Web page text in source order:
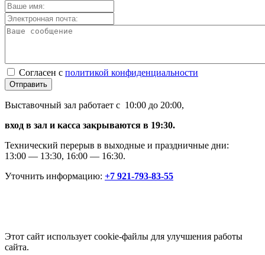
Согласен с политикой конфиденциальности
Отправить
Выставочный зал работает с 10:00 до 20:00,
вход в зал и касса закрываются в 19:30.
Технический перерыв в выходные и праздничные дни:
13:00 — 13:30, 16:00 — 16:30.
Уточнить информацию: +7 921-793-83-55
Этот сайт использует cookie-файлы для улучшения работы
сайта.